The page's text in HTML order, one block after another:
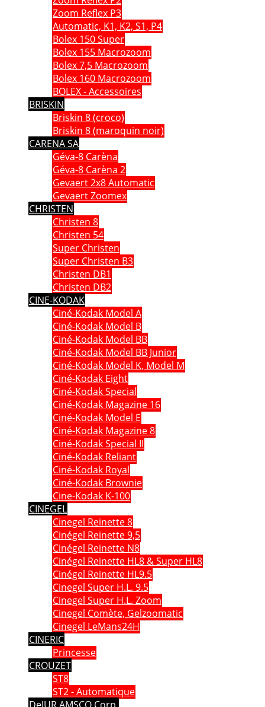
Zoom Reflex P3
Automatic, K1, K2, S1, P4
Bolex 150 Super
Bolex 155 Macrozoom
Bolex 7,5 Macrozoom
Bolex 160 Macrozoom
BOLEX - Accessoires
BRISKIN
Briskin 8 (croco)
Briskin 8 (maroquin noir)
CARENA SA
Géva-8 Carèna
Géva-8 Carèna 2
Gevaert 2x8 Automatic
Gevaert Zoomex
CHRISTEN
Christen 8
Christen 54
Super Christen
Super Christen B3
Christen DB1
Christen DB2
CINE-KODAK
Ciné-Kodak Model A
Ciné-Kodak Model B
Ciné-Kodak Model BB
Ciné-Kodak Model BB Junior
Ciné-Kodak Model K, Model M
Ciné-Kodak Eight
Ciné-Kodak Special
Ciné-Kodak Magazine 16
Ciné-Kodak Model E
Ciné-Kodak Magazine 8
Ciné-Kodak Special II
Ciné-Kodak Reliant
Ciné-Kodak Royal
Ciné-Kodak Brownie
Cine-Kodak K-100
CINEGEL
Cinegel Reinette 8
Cinégel Reinette 9,5
Cinégel Reinette N8
Cinégel Reinette HL8 & Super HL8
Cinégel Reinette HL9.5
Cinegel Super H.L. 9.5
Cinegel Super H.L. Zoom
Cinegel Comète, Gelzoomatic
Cinegel LeMans24H
CINERIC
Princesse
CROUZET
ST8
ST2 - Automatique